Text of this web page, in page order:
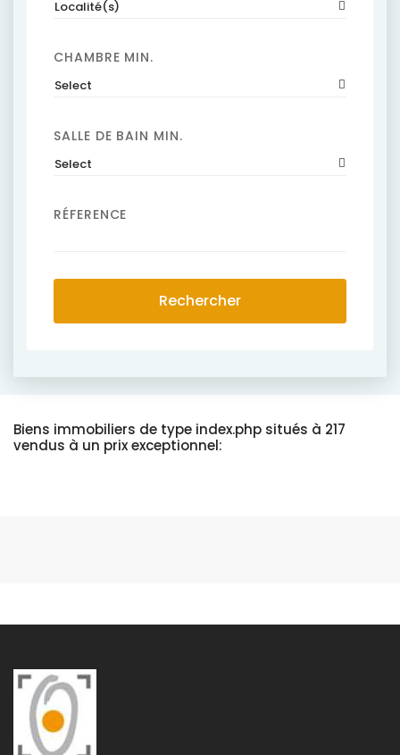
Localité(s)
CHAMBRE MIN.
Select
SALLE DE BAIN MIN.
Select
RÉFERENCE
Rechercher
Biens immobiliers de type index.php situés à 217
vendus à un prix exceptionnel: